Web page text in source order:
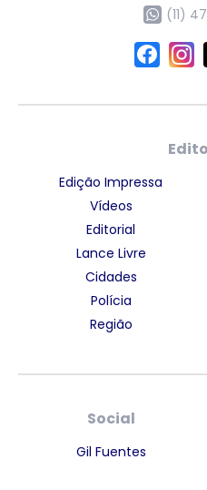
(11)
Edição Impressa
Vídeos
Editorial
Lance Livre
Cidades
Polícia
Região
Social
Gil Fuentes